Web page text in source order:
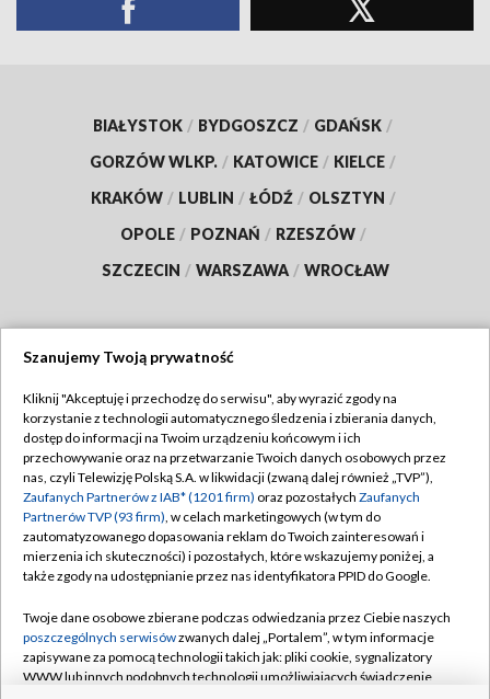
BIAŁYSTOK / BYDGOSZCZ / GDAŃSK /
GORZÓW WLKP. / KATOWICE / KIELCE /
KRAKÓW / LUBLIN / ŁÓDŹ / OLSZTYN /
OPOLE / POZNAŃ / RZESZÓW /
SZCZECIN / WARSZAWA / WROCŁAW
TVP
Abonament TVP
Emisja w TVP
Centrum informacji TVP
Naziemna Telewizja Cyfrowa
Rada Programowa
System NOS
Regulamin TVP
Polityka prywatności
Moje zgody
Pomoc
Kontakt
Szanujemy Twoją prywatność
Kliknij "Akceptuję i przechodzę do serwisu", aby wyrazić zgody na
korzystanie z technologii automatycznego śledzenia i zbierania danych,
dostęp do informacji na Twoim urządzeniu końcowym i ich
przechowywanie oraz na przetwarzanie Twoich danych osobowych przez
nas, czyli Telewizję Polską S.A. w likwidacji (zwaną dalej również „TVP”),
Zaufanych Partnerów z IAB* (1201 firm) oraz pozostałych Zaufanych
Partnerów TVP (93 firm), w celach marketingowych (w tym do
zautomatyzowanego dopasowania reklam do Twoich zainteresowań i
mierzenia ich skuteczności) i pozostałych, które wskazujemy poniżej, a
także zgody na udostępnianie przez nas identyfikatora PPID do Google.
Twoje dane osobowe zbierane podczas odwiedzania przez Ciebie naszych
poszczególnych serwisówzwanych dalej „Portalem”, w tym informacje
zapisywane za pomocą technologii takich jak: pliki cookie, sygnalizatory
WWW lub innych podobnych technologii umożliwiających świadczenie